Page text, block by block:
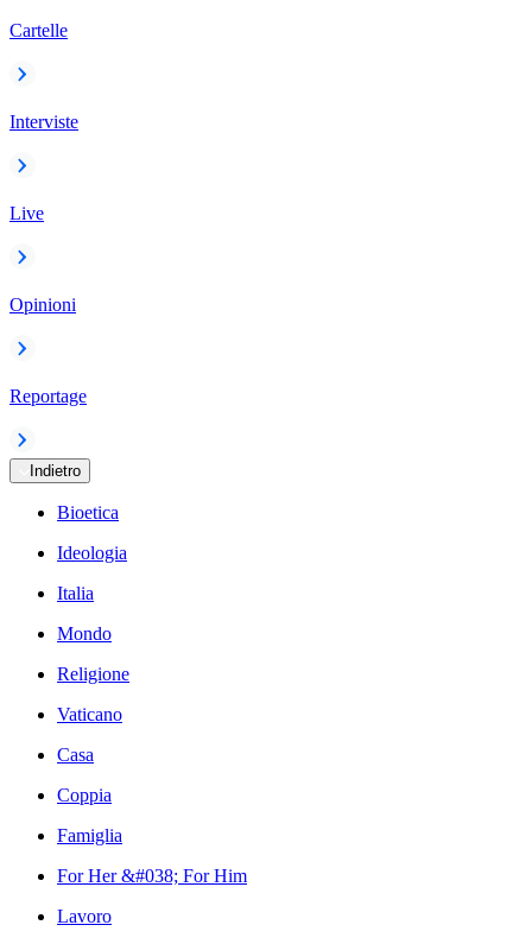
Cartelle
Interviste
Live
Opinioni
Reportage
Indietro
Bioetica
Ideologia
Italia
Mondo
Religione
Vaticano
Casa
Coppia
Famiglia
For Her &#038; For Him
Lavoro